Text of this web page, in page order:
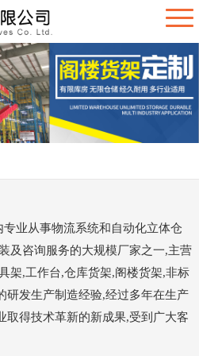
业从事物流系统和自动化立体仓
及咨询服务的大规模厂家之一,主营
架,工作台,仓库货架,阁楼货架,非标
研发生产制造经验,经过多年在生产
取得技术革新的新成果,受到广大客